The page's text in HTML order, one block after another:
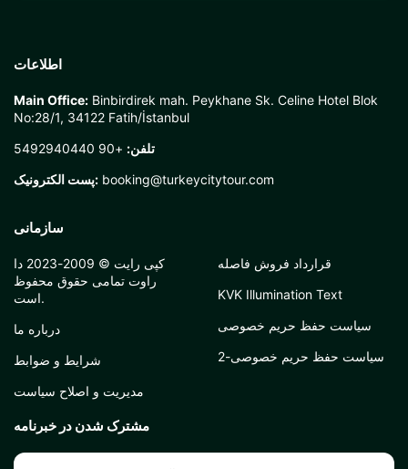
اطلاعات
Main Office: Binbirdirek mah. Peykhane Sk. Celine Hotel Blok
No:28/1, 34122 Fatih/İstanbul
تلفن: +90 5492940440
پست الکترونیک: booking@turkeycitytour.com
سازمانی
کپی رایت © 2009-2023 دا
راوت تمامی حقوق محفوظ
است.
درباره ما
شرایط و ضوابط
مدیریت و اصلاح سیاست
قرارداد فروش فاصله
KVK Illumination Text
سیاست حفظ حریم خصوصی
سیاست حفظ حریم خصوصی-2
مشترک شدن در خبرنامه